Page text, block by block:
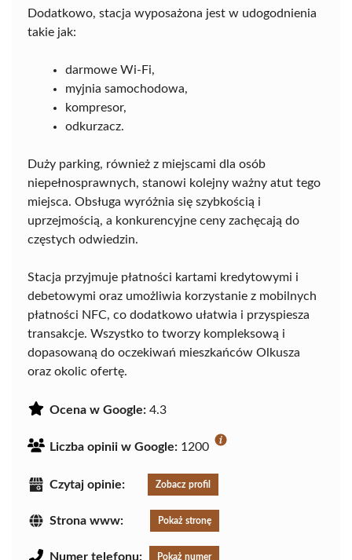
Dodatkowo, stacja wyposażona jest w udogodnienia
takie jak:
darmowe Wi-Fi,
myjnia samochodowa,
kompresor,
odkurzacz.
Duży parking, również z miejscami dla osób
niepełnosprawnych, stanowi kolejny ważny atut tego
miejsca. Obsługa wyróżnia się szybkością i
uprzejmością, a konkurencyjne ceny zachęcają do
częstych odwiedzin.
Stacja przyjmuje płatności kartami kredytowymi i
debetowymi oraz umożliwia korzystanie z mobilnych
płatności NFC, co dodatkowo ułatwia i przyspiesza
transakcje. Wszystko to tworzy kompleksową i
dopasowaną do oczekiwań mieszkańców Olkusza
oraz okolic ofertę.
Ocena w Google: 4.3
Liczba opinii w Google: 1200
Czytaj opinie: Zobacz profil
Strona www: Pokaż stronę
Numer telefonu: Pokaż numer